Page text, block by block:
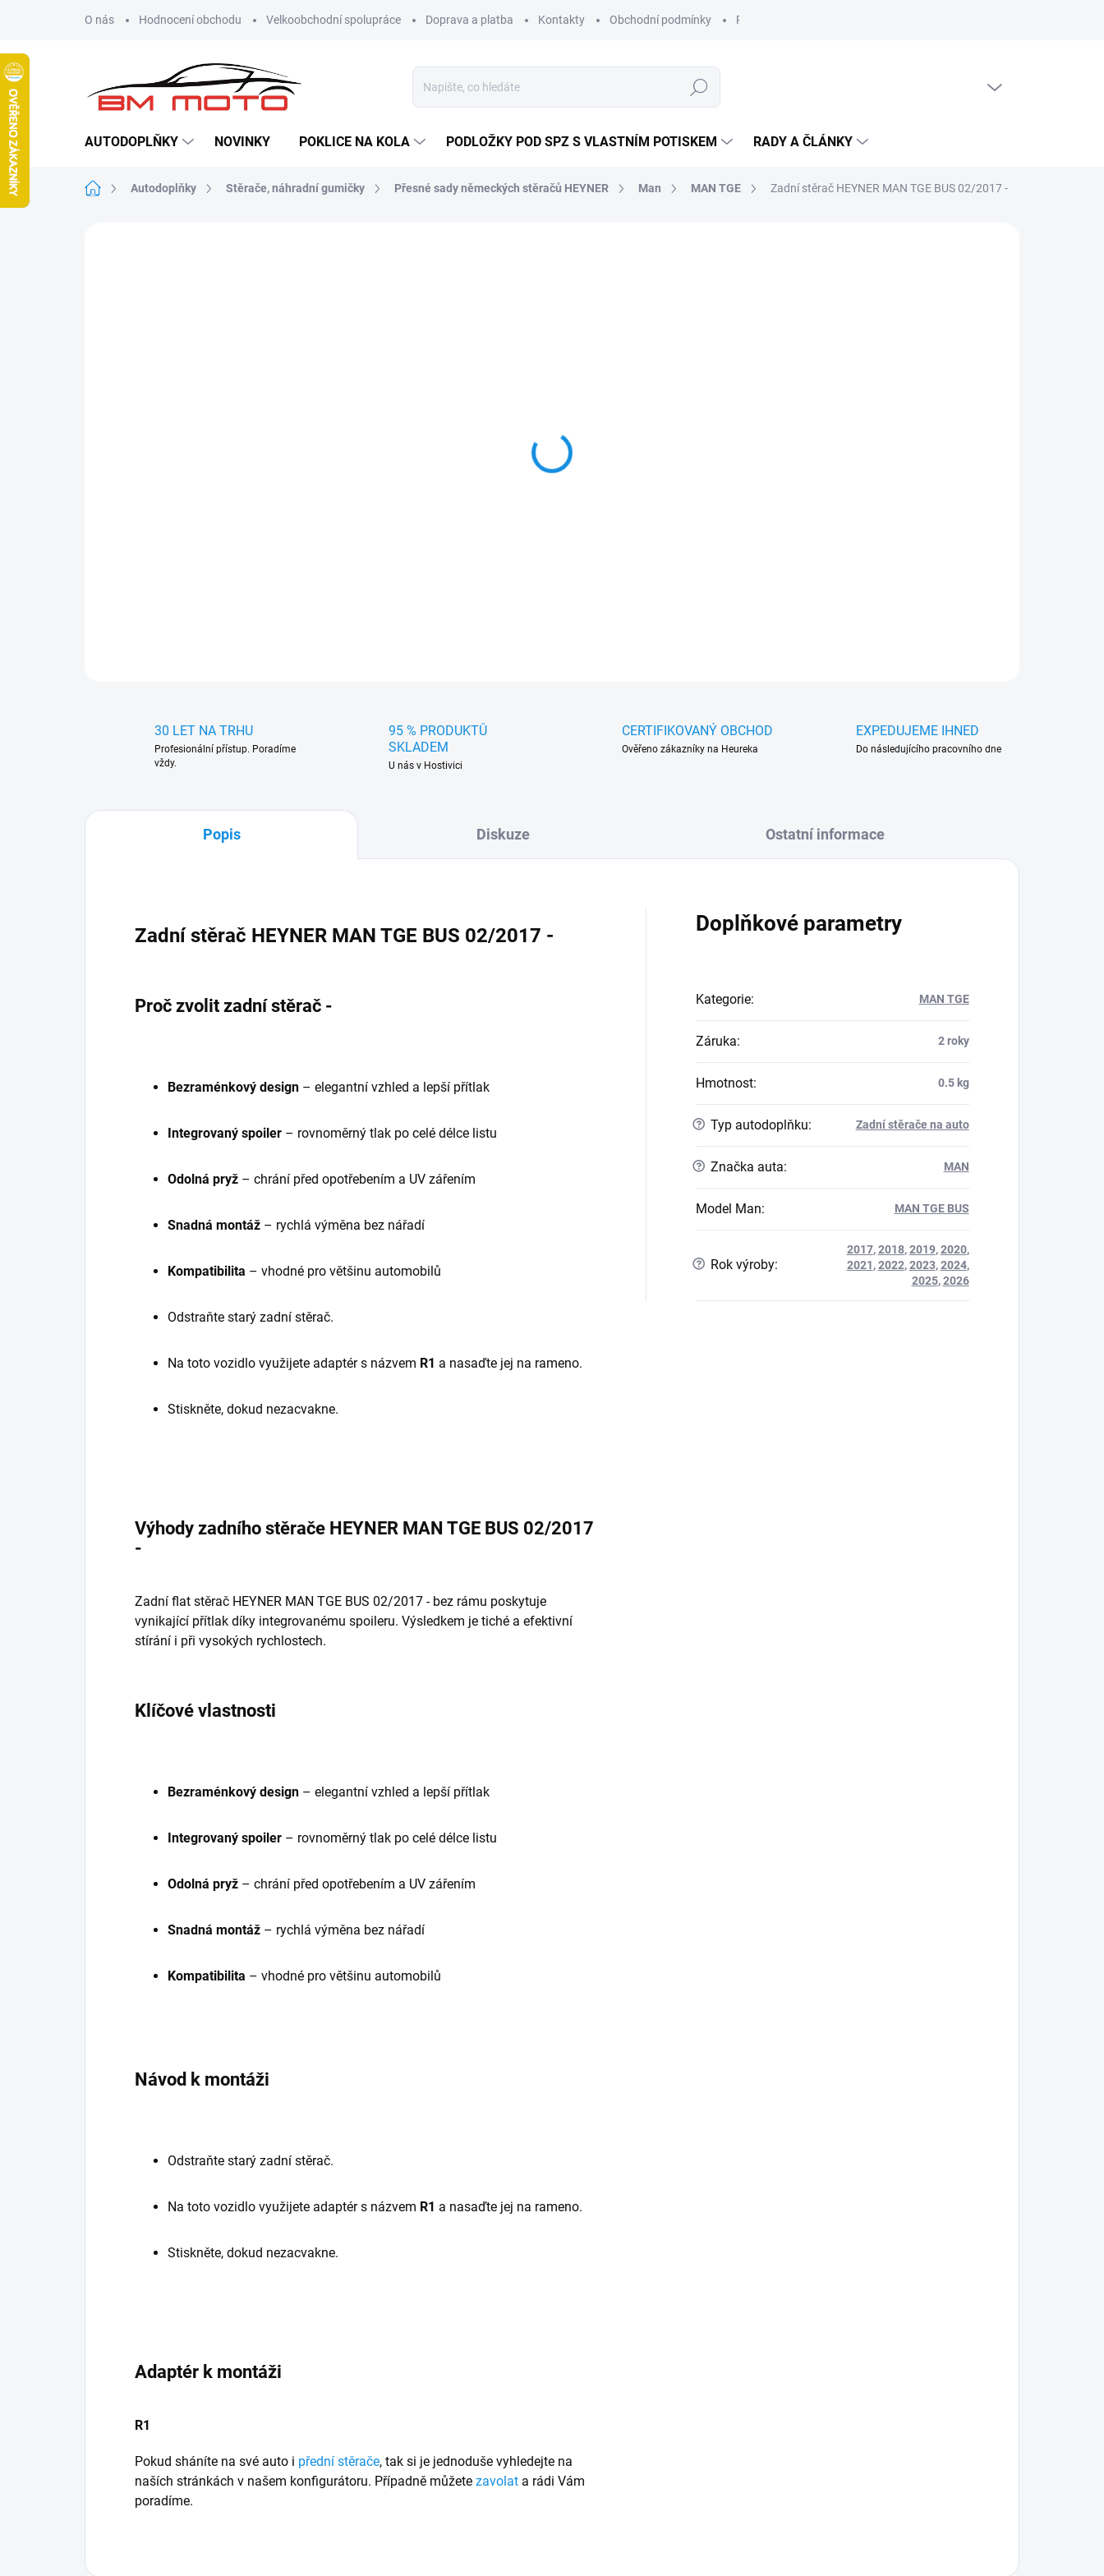
O nás Hodnocení obchodu Velkoobchodní spolupráce Doprava a platba Kontakty Obchodní podmínky Reklamační řád
Hledat
AUTODOPLŇKY NOVINKY POKLICE NA KOLA PODLOŽKY POD SPZ S VLASTNÍM POTISKEM RADY A ČLÁNKY
Domů Autodoplňky Stěrače, náhradní gumičky Přesné sady německých stěračů HEYNER Man MAN TGE Zadní stěrač HEYNER MAN TGE BUS 02/2017 -
Zajistěte si perfektní viditelnost s
30 LET NA TRHU
Profesionální přístup. Poradíme
vždy.
95 % PRODUKTŮ
SKLADEM
U nás v Hostivici
CERTIFIKOVANÝ OBCHOD
Ověřeno zákazníky na Heureka
EXPEDUJEME IHNED
Do následujícího pracovního dne
Popis Diskuze Ostatní informace
Zadní stěrač HEYNER MAN TGE BUS 02/2017 -
Proč zvolit zadní stěrač -
Bezraménkový design – elegantní vzhled a lepší přítlak
Integrovaný spoiler – rovnoměrný tlak po celé délce listu
Odolná pryž – chrání před opotřebením a UV zářením
Snadná montáž – rychlá výměna bez nářadí
Kompatibilita – vhodné pro většinu automobilů
Odstraňte starý zadní stěrač.
Na toto vozidlo využijete adaptér s názvem R1 a nasaďte jej na rameno.
Stiskněte, dokud nezacvakne.
Výhody zadního stěrače HEYNER MAN TGE BUS 02/2017
-
Zadní flat stěrač HEYNER MAN TGE BUS 02/2017 - bez rámu poskytuje
vynikající přítlak díky integrovanému spoileru. Výsledkem je tiché a efektivní
stírání i při vysokých rychlostech.
Klíčové vlastnosti
Bezraménkový design – elegantní vzhled a lepší přítlak
Integrovaný spoiler – rovnoměrný tlak po celé délce listu
Odolná pryž – chrání před opotřebením a UV zářením
Snadná montáž – rychlá výměna bez nářadí
Kompatibilita – vhodné pro většinu automobilů
Návod k montáži
Odstraňte starý zadní stěrač.
Na toto vozidlo využijete adaptér s názvem R1 a nasaďte jej na rameno.
Stiskněte, dokud nezacvakne.
Adaptér k montáži
R1
Pokud sháníte na své auto i přední stěrače, tak si je jednoduše vyhledejte na
naších stránkách v našem konfigurátoru. Případně můžete zavolat a rádi Vám
poradíme.
Doplňkové parametry
Kategorie: MAN TGE
Záruka: 2 roky
Hmotnost: 0.5 kg
? Typ autodoplňku: Zadní stěrače na auto
? Značka auta: MAN
Model Man: MAN TGE BUS
? Rok výroby:
2017,2018,2019,2020,
2021,2022,2023,2024,
2025,2026